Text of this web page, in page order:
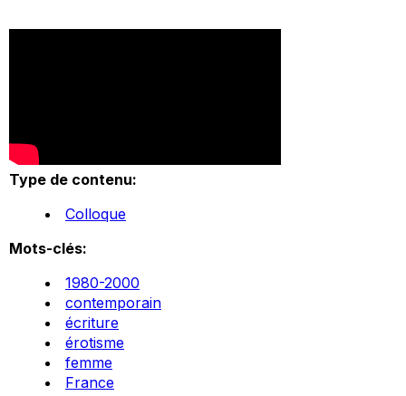
Type de contenu:
Colloque
Mots-clés:
1980-2000
contemporain
écriture
érotisme
femme
France